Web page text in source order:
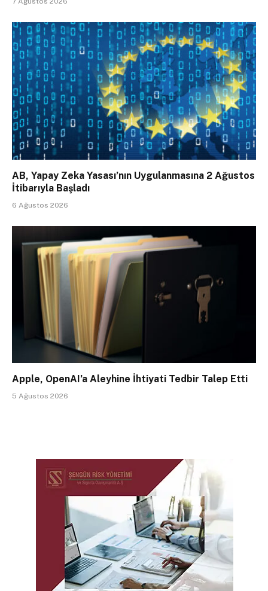
AB, Yapay Zeka Yasası’nın Uygulanmasına 2 Ağustos
İtibarıyla Başladı
6 Ağustos 2026
Apple, OpenAI’a Aleyhine İhtiyati Tedbir Talep Etti
5 Ağustos 2026